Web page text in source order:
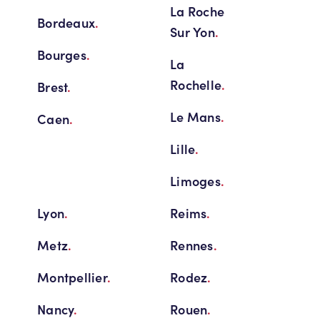
Bordeaux.
Bourges.
Brest.
Caen.
La Roche
Sur Yon.
La
Rochelle.
Le Mans.
Lille.
Limoges.
Lyon.
Metz.
Montpellier.
Nancy.
Reims.
Rennes.
Rodez.
Rouen.